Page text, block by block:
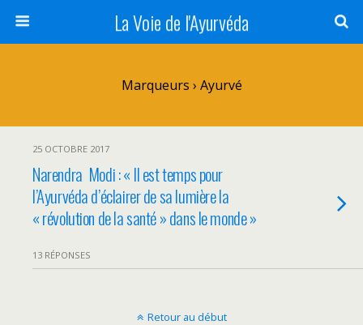
La Voie de l'Ayurvéda
Marqueurs › Ayurvé
25 OCTOBRE 2017
Narendra Modi : « Il est temps pour
l’Ayurvéda d’éclairer de sa lumière la
« révolution de la santé » dans le monde »
13 RÉPONSES
Retour au début